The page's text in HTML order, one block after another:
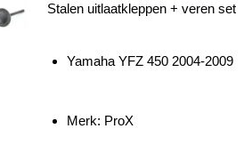
Stalen uitlaatkleppen + veren set
Yamaha YFZ 450 2004-2009
Merk: ProX